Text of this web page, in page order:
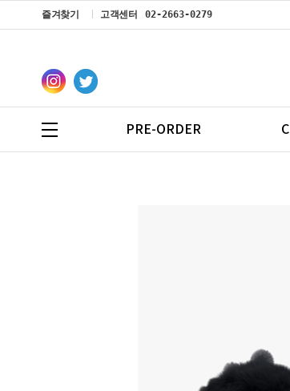
즐겨찾기 고객센터 02-2663-0279
PRE-ORDER